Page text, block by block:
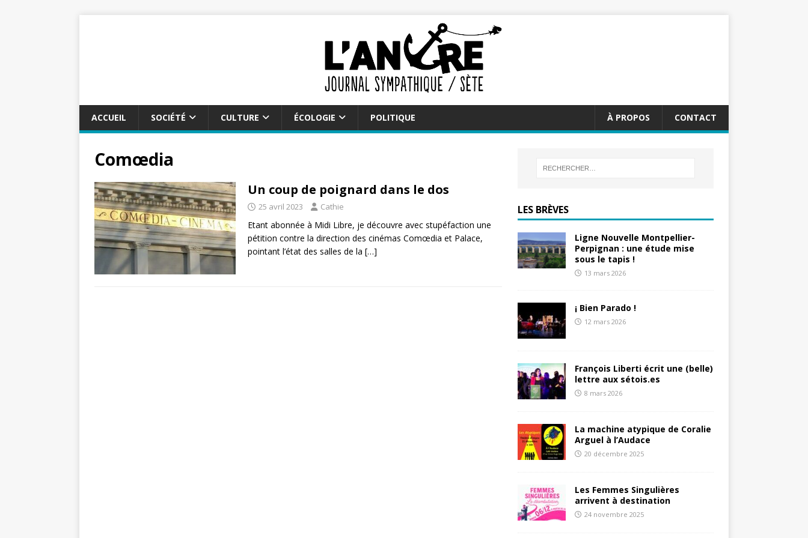
ACCUEIL SOCIÉTÉ CULTURE ÉCOLOGIE POLITIQUE CONTACT
À PROPOS
Comœdia
Un coup de poignard dans le dos
25 avril 2023 Cathie
Etant abonnée à Midi Libre, je découvre avec stupéfaction une
pétition contre la direction des cinémas Comœdia et Palace,
pointant l’état des salles de la […]
LES BRÈVES
Ligne Nouvelle Montpellier-
Perpignan : une étude mise
sous le tapis !
13 mars 2026
¡ Bien Parado !
12 mars 2026
François Liberti écrit une (belle)
lettre aux sétois.es
8 mars 2026
La machine atypique de Coralie
Arguel à l’Audace
20 décembre 2025
Les Femmes Singulières
arrivent à destination
24 novembre 2025